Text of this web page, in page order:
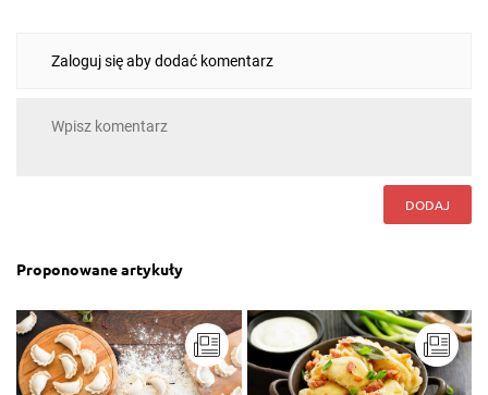
Zaloguj się aby dodać komentarz
DODAJ
Proponowane artykuły